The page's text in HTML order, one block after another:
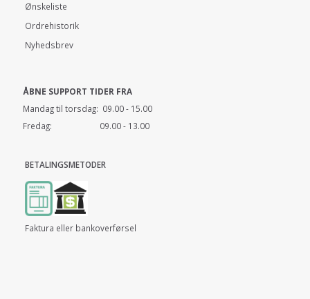
Ønskeliste
Ordrehistorik
Nyhedsbrev
ÅBNE SUPPORT TIDER FRA
Mandag til torsdag: 09.00 - 15.00
Fredag: 09.00 - 13.00
BETALINGSMETODER
Faktura eller bankoverførsel